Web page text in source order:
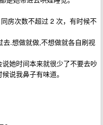
房次数不超过 2 次，有时候不
.想做就做,不想做就各自刷视
她时间本来就很少了不要去吵
说我鼻子有味道。